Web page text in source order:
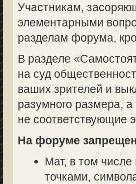
Участникам,
элементарными
разделам форума,
В разделе
на суд
ваших зрителей и
разумного размера, а
не соответствующие
На форуме
Мат, в том
точками,